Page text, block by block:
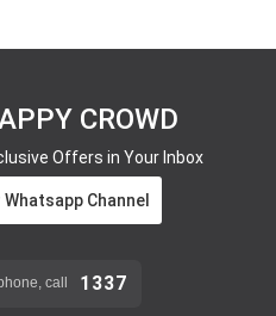
CROWD
Offers in Your Inbox
Channel
call 1337